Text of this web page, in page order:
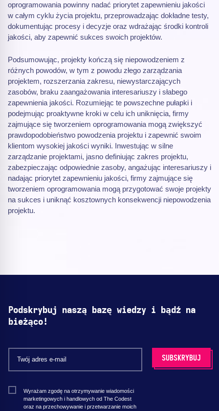
oprogramowania powinny nadać priorytet zapewnieniu jakości
w całym cyklu życia projektu, przeprowadzając dokładne testy,
dokumentując procesy i decyzje oraz wdrażając środki kontroli
jakości, aby zapewnić sukces swoich projektów.
Podsumowując, projekty kończą się niepowodzeniem z
różnych powodów, w tym z powodu złego zarządzania
projektem, rozszerzania zakresu, niewystarczających
zasobów, braku zaangażowania interesariuszy i słabego
zapewnienia jakości. Rozumiejąc te powszechne pułapki i
podejmując proaktywne kroki w celu ich uniknięcia, firmy
zajmujące się tworzeniem oprogramowania mogą zwiększyć
prawdopodobieństwo powodzenia projektu i zapewnić swoim
klientom wysokiej jakości wyniki. Inwestując w silne
zarządzanie projektami, jasno definiując zakres projektu,
zabezpieczając odpowiednie zasoby, angażując interesariuszy i
nadając priorytet zapewnieniu jakości, firmy zajmujące się
tworzeniem oprogramowania mogą przygotować swoje projekty
na sukces i uniknąć kosztownych konsekwencji niepowodzenia
projektu.
Podskrybuj naszą bazę wiedzy i bądź na
bieżąco!
Wyrażam zgodę na otrzymywanie wiadomości
marketingowych i handlowych od The Codest
oraz na przechowywanie i przetwarzanie moich